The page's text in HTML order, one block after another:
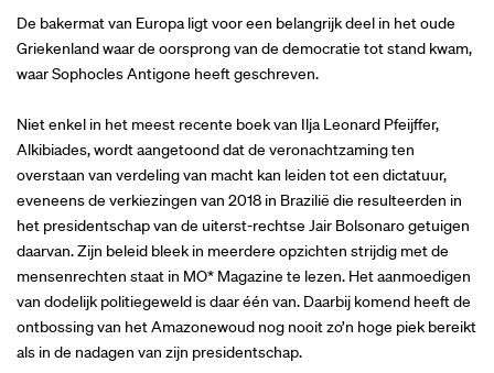
De bakermat van Europa ligt voor een belangrijk deel in het oude
Griekenland waar de oorsprong van de democratie tot stand kwam,
waar Sophocles Antigone heeft geschreven.
Niet enkel in het meest recente boek van Ilja Leonard Pfeijffer,
Alkibiades, wordt aangetoond dat de veronachtzaming ten
overstaan van verdeling van macht kan leiden tot een dictatuur,
eveneens de verkiezingen van 2018 in Brazilië die resulteerden in
het presidentschap van de uiterst-rechtse Jair Bolsonaro getuigen
daarvan. Zijn beleid bleek in meerdere opzichten strijdig met de
mensenrechten staat in MO* Magazine te lezen. Het aanmoedigen
van dodelijk politiegeweld is daar één van. Daarbij komend heeft de
ontbossing van het Amazonewoud nog nooit zo’n hoge piek bereikt
als in de nadagen van zijn presidentschap.